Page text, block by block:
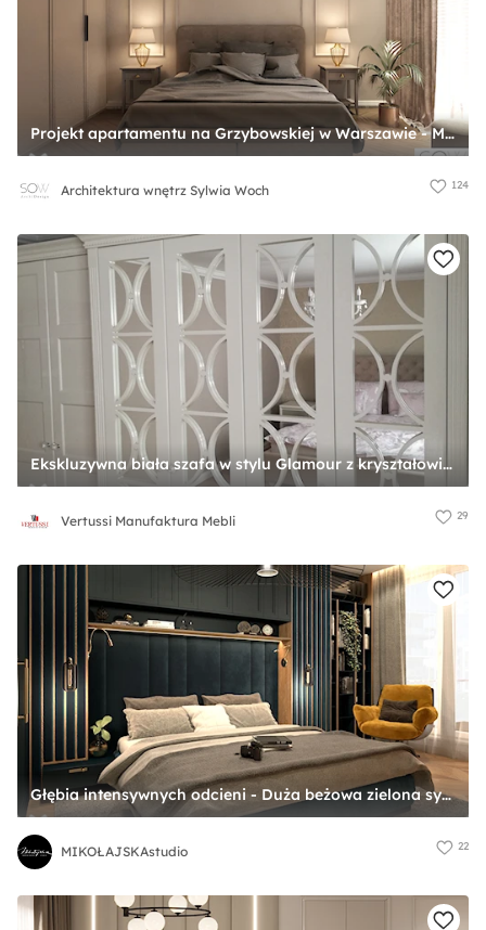
Projekt apartamentu na Grzybowskiej w Warszawie - Mała szara sypialnia, styl glamour - zdjęcie od Architektura wnętrz Sylwia Woch
Architektura wnętrz Sylwia Woch 124
Ekskluzywna biała szafa w stylu Glamour z kryształowimi gałeczkami. - zdjęcie od Vertussi Manufaktura Mebli
Vertussi Manufaktura Mebli 29
Głębia intensywnych odcieni - Duża beżowa zielona sypialnia z balkonem / tarasem, styl glamour - zdjęcie od MIKOŁAJSKAstudio
MIKOŁAJSKAstudio 22